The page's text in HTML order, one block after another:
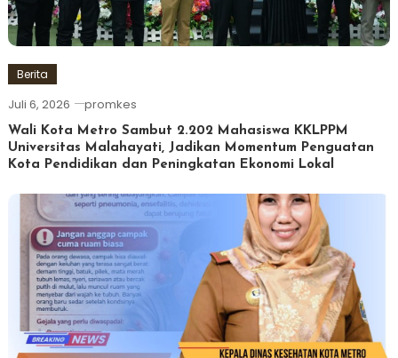
Berita
Juli 6, 2026 promkes
Wali Kota Metro Sambut 2.202 Mahasiswa KKLPPM
Universitas Malahayati, Jadikan Momentum Penguatan
Kota Pendidikan dan Peningkatan Ekonomi Lokal